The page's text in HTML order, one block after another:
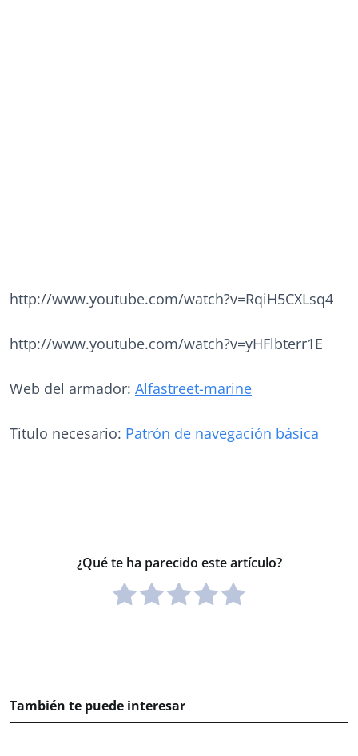
http://www.youtube.com/watch?v=RqiH5CXLsq4
http://www.youtube.com/watch?v=yHFlbterr1E
Web del armador: Alfastreet-marine
Titulo necesario: Patrón de navegación básica
¿Qué te ha parecido este artículo?
También te puede interesar